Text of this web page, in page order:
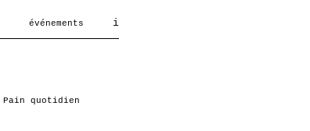
événements i
Pain quotidien